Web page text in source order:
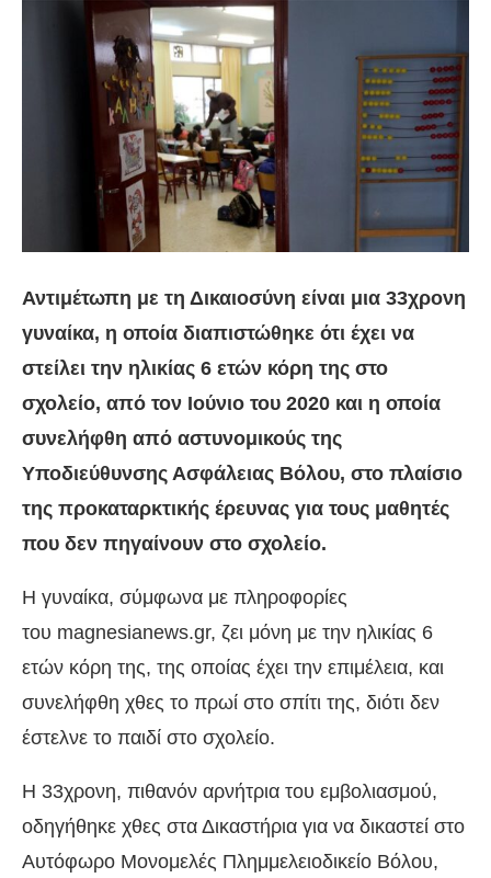
Αντιμέτωπη με τη Δικαιοσύνη είναι μια 33χρονη
γυναίκα, η οποία διαπιστώθηκε ότι έχει να
στείλει την ηλικίας 6 ετών κόρη της στο
σχολείο, από τον Ιούνιο του 2020 και η οποία
συνελήφθη από αστυνομικούς της
Υποδιεύθυνσης Ασφάλειας Βόλου, στο πλαίσιο
της προκαταρκτικής έρευνας για τους μαθητές
που δεν πηγαίνουν στο σχολείο.
Η γυναίκα, σύμφωνα με πληροφορίες
του magnesianews.gr, ζει μόνη με την ηλικίας 6
ετών κόρη της, της οποίας έχει την επιμέλεια, και
συνελήφθη χθες το πρωί στο σπίτι της, διότι δεν
έστελνε το παιδί στο σχολείο.
Η 33χρονη, πιθανόν αρνήτρια του εμβολιασμού,
οδηγήθηκε χθες στα Δικαστήρια για να δικαστεί στο
Αυτόφωρο Μονομελές Πλημμελειοδικείο Βόλου,